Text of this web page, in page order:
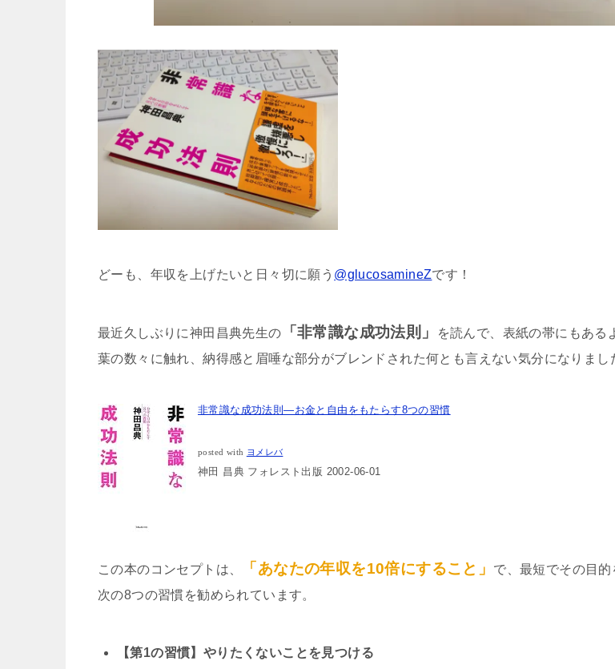
どーも、年収を上げたいと日々切に願う @glucosamineZです！
最近久しぶりに神田昌典先生の 「非常識な成功法則」
を読んで、表紙の帯にもある
葉の数々に触れ、納得感と眉唾な部分がブレンドされた何とも言えない気分になりまし
非常識な成功法則―お金と自由をもたらす8つの習慣
posted with ヨメレバ
神田 昌典 フォレスト出版 2002-06-01
この本のコンセプトは、 「あなたの年収を10倍にすること」
で、最短でその目
次の8つの習慣を勧められています。
【第1の習慣】やりたくないことを見つける